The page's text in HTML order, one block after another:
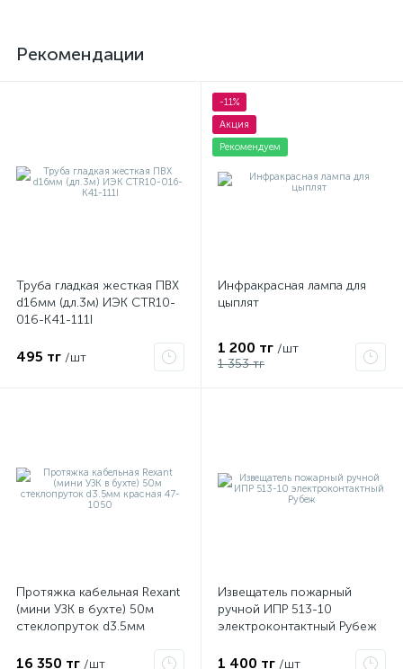
Рекомендации
Труба гладкая жесткая ПВХ
d16мм (дл.3м) ИЭК CTR10-
016-K41-111I
495 тг /шт
-11%
Акция
Рекомендуем
Инфракрасная лампа для
цыплят
1 200 тг /шт
1 353 тг
Протяжка кабельная Rexant
(мини УЗК в бухте) 50м
стеклопруток d3.5мм
16 350 тг /шт
Извещатель пожарный
ручной ИПР 513-10
электроконтактный Рубеж
1 400 тг /шт